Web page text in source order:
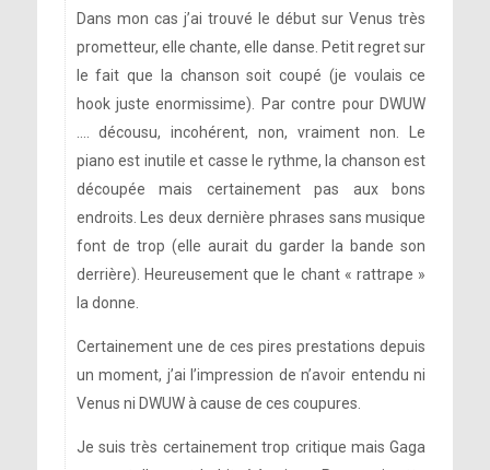
Dans mon cas j’ai trouvé le début sur Venus très
prometteur, elle chante, elle danse. Petit regret sur
le fait que la chanson soit coupé (je voulais ce
hook juste enormissime). Par contre pour DWUW
…. décousu, incohérent, non, vraiment non. Le
piano est inutile et casse le rythme, la chanson est
découpée mais certainement pas aux bons
endroits. Les deux dernière phrases sans musique
font de trop (elle aurait du garder la bande son
derrière). Heureusement que le chant « rattrape »
la donne.
Certainement une de ces pires prestations depuis
un moment, j’ai l’impression de n’avoir entendu ni
Venus ni DWUW à cause de ces coupures.
Je suis très certainement trop critique mais Gaga